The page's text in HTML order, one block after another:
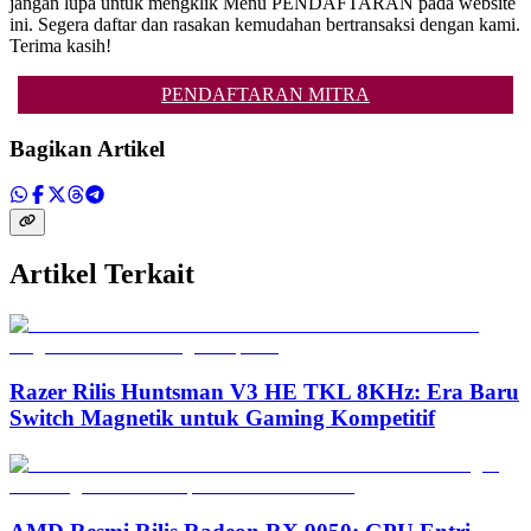
ini. Segera daftar dan rasakan kemudahan bertransaksi dengan kami.
Terima kasih!
PENDAFTARAN MITRA
Bagikan Artikel
Artikel Terkait
Razer Rilis Huntsman V3 HE TKL 8KHz: Era Baru
Switch Magnetik untuk Gaming Kompetitif